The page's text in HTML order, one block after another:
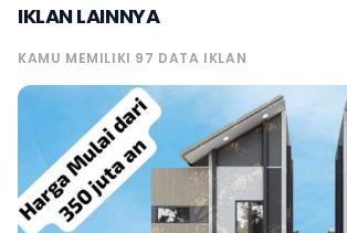
IKLAN LAINNYA
KAMU MEMILIKI 97 DATA IKLAN